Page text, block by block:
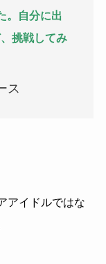
。自分に出
挑戦してみ
ス
アイドルではな